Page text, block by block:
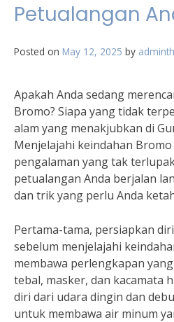
Petualangan
Posted on May 12, 2025 by
Apakah Anda sedang
Bromo? Siapa yang tidak
alam yang menakjubkan di
Menjelajahi keindahan
pengalaman yang tak
petualangan Anda berjalan
dan trik yang perlu Anda
Pertama-tama, persiapkan
sebelum menjelajahi
membawa perlengkapan
tebal, masker, dan kacamata
diri dari udara dingin dan
untuk membawa air minum